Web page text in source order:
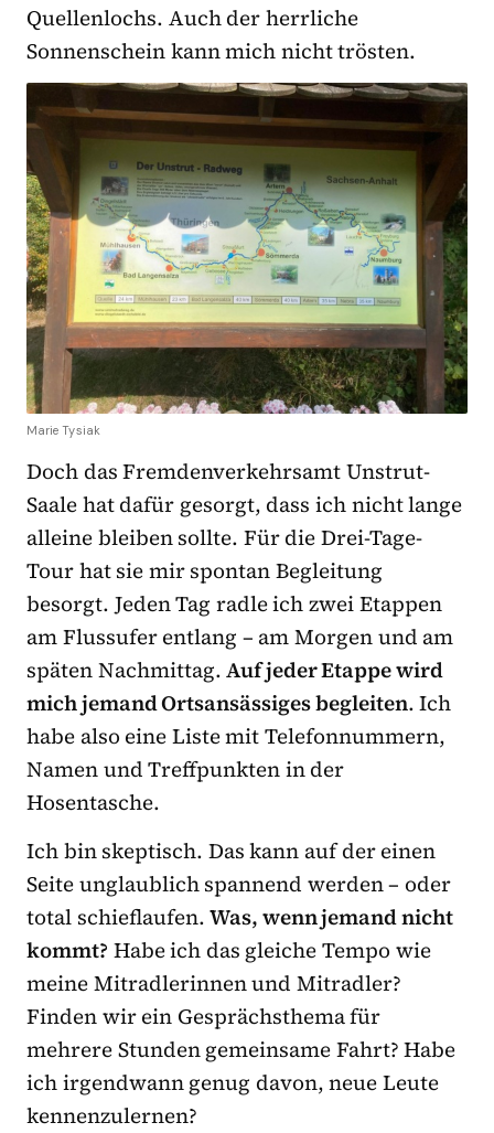
Quellenlochs. Auch der herrliche
Sonnenschein kann mich nicht trösten.
Marie Tysiak
Doch das Fremdenverkehrsamt Unstrut-
Saale hat dafür gesorgt, dass ich nicht lange
alleine bleiben sollte. Für die Drei-Tage-
Tour hat sie mir spontan Begleitung
besorgt. Jeden Tag radle ich zwei Etappen
am Flussufer entlang – am Morgen und am
späten Nachmittag.Auf jeder Etappe wird
mich jemand Ortsansässiges begleiten. Ich
habe also eine Liste mit Telefonnummern,
Namen und Treffpunkten in der
Hosentasche.
Ich bin skeptisch. Das kann auf der einen
Seite unglaublich spannend werden – oder
total schieflaufen.Was, wenn jemand nicht
kommt? Habe ich das gleiche Tempo wie
meine Mitradlerinnen und Mitradler?
Finden wir ein Gesprächsthema für
mehrere Stunden gemeinsame Fahrt? Habe
ich irgendwann genug davon, neue Leute
kennenzulernen?